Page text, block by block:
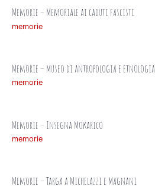
Memorie – Memoriale ai caduti fascisti
memorie
Memorie – Museo di antropologia e etnologia
memorie
Memorie – Insegna Mokarico
memorie
Memorie – Targa a Michelazzi e Magnani